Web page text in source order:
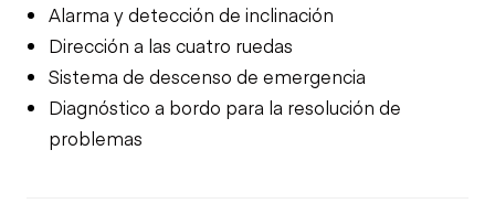
Alarma y detección de inclinación
Dirección a las cuatro ruedas
Sistema de descenso de emergencia
Diagnóstico a bordo para la resolución de
problemas